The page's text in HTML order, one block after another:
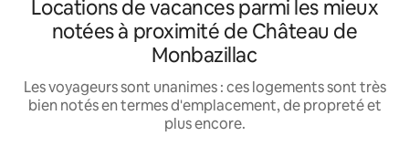
Locations de vacances parmi les mieux
notées à proximité de Château de
Monbazillac
Les voyageurs sont unanimes : ces logements sont très
bien notés en termes d'emplacement, de propreté et
plus encore.